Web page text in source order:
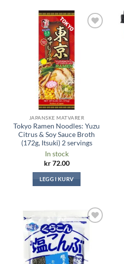
JAPANSKE MATVARER
Tokyo Ramen Noodles: Yuzu
Citrus & Soy Sauce Broth
(172g, Itsuki) 2 servings
In stock
kr72.00
LEGG I KURV
ønskeliste